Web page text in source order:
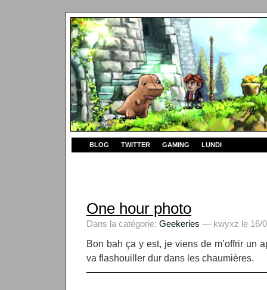
BLOG TWITTER GAMING LUNDI
One hour photo
Dans la catégorie: Geekeries — kwyxz le 16/
Bon bah ça y est, je viens de m’offrir un
va flashouiller dur dans les chaumières.